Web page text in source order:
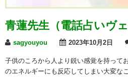
青蓮先生（電話占いヴェ
sagyouyou 2023年10月2日
子供のころから人より鋭い感覚を持って
のエネルギーにも反応してしまい大変な